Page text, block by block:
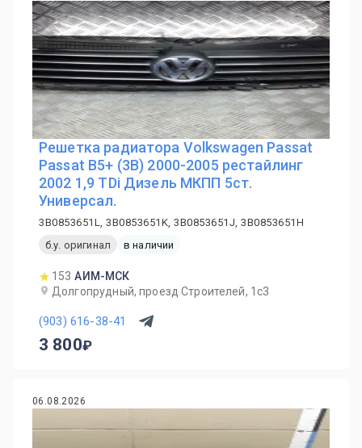
Решетка радиатора Volkswagen Passat
Passat B5+ (3B) 2000-2005 рестайлинг
2002 1,9 TDi Дизель МКПП 5ст.
Универсал.
3B0853651L, 3B0853651K, 3B0853651J, 3B0853651H
б.у. оригинал
в наличии
153 АИМ-МСК
Долгопрудный, проезд Строителей, 1с3
(903) 616-38-41
3 800
06.08.2026